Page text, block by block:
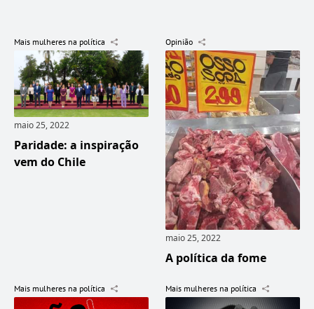
Mais mulheres na política
maio 25, 2022
Paridade: a inspiração
vem do Chile
Opinião
maio 25, 2022
A política da fome
Mais mulheres na política Mais mulheres na política